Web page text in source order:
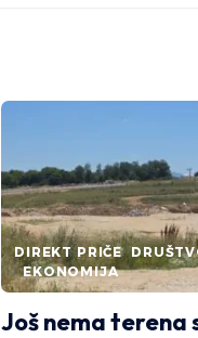
DIREKT PRIČE
EKONOMIJA
Još nema terena